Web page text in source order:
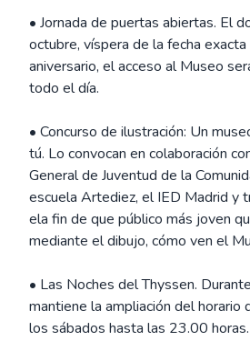
• Jornada de puertas abiertas. El
octubre, víspera de la fecha
aniversario, el acceso al Museo
todo el día.
• Concurso de ilustración: Un
tú. Lo convocan en colaboración
General de Juventud de la
escuela Artediez, el IED Madrid y
ela fin de que público más joven
mediante el dibujo, cómo ven el
• Las Noches del Thyssen.
mantiene la ampliación del horario
los sábados hasta las 23.00